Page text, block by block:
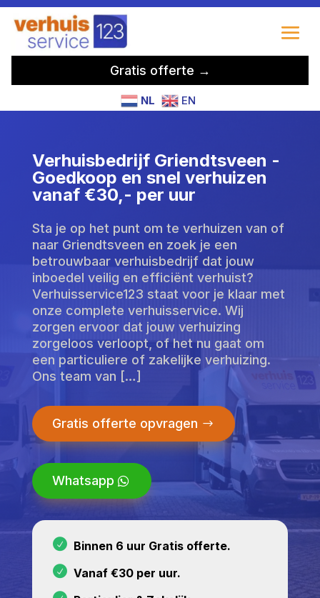
Gratis offerte →
NL EN
Verhuisbedrijf Griendtsveen -
Goedkoop en snel verhuizen
vanaf €30,- per uur
Sta je op het punt om te verhuizen van of
naar Griendtsveen en zoek je een
betrouwbaar verhuisbedrijf dat jouw
inboedel veilig en efficiënt verhuist?
Verhuisservice123 staat voor je klaar met
onze complete verhuisservice. Wij
zorgen ervoor dat jouw verhuizing
zorgeloos verloopt, of het nu gaat om
een particuliere of zakelijke verhuizing.
Ons team van […]
Gratis offerte opvragen
Whatsapp
Binnen 6 uur Gratis offerte.
Vanaf €30 per uur.